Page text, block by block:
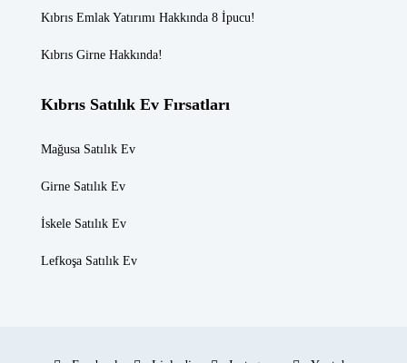
Kıbrıs Emlak Yatırımı Hakkında 8 İpucu!
Kıbrıs Girne Hakkında!
Kıbrıs Satılık Ev Fırsatları
Mağusa Satılık Ev
Girne Satılık Ev
İskele Satılık Ev
Lefkoşa Satılık Ev